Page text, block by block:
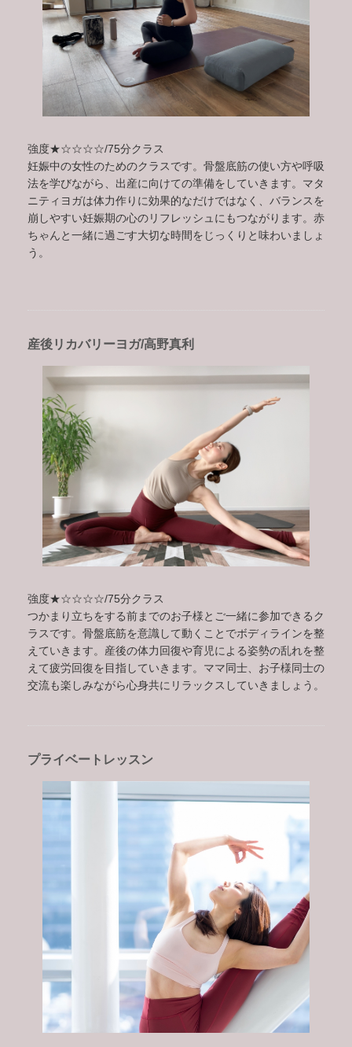
強度★☆☆☆☆/75分クラス
妊娠中の女性のためのクラスです。骨盤底筋の使い方や呼吸
法を学びながら、出産に向けての準備をしていきます。マタ
ニティヨガは体力作りに効果的なだけではなく、バランスを
崩しやすい妊娠期の心のリフレッシュにもつながります。赤
ちゃんと一緒に過ごす大切な時間をじっくりと味わいましょ
う。
産後リカバリーヨガ/高野真利
強度★☆☆☆☆/75分クラス
つかまり立ちをする前までのお子様とご一緒に参加できるク
ラスです。骨盤底筋を意識して動くことでボディラインを整
えていきます。産後の体力回復や育児による姿勢の乱れを整
えて疲労回復を目指していきます。ママ同士、お子様同士の
交流も楽しみながら心身共にリラックスしていきましょう。
プライベートレッスン